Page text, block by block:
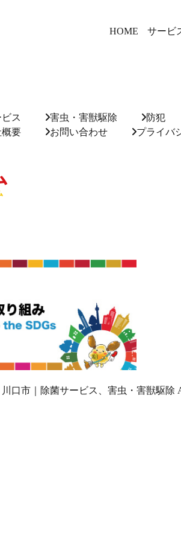
HOME サービ
ス 害虫・害獣駆除 防犯
要 お問い合わせ プライバ
口市｜除菌サービス、害虫・害獣駆除